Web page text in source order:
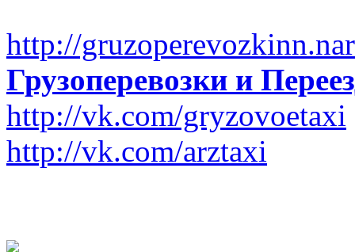
http://
Грузоперевозки и
http://vk.com/gryzovoetaxi
http://vk.com/arztaxi